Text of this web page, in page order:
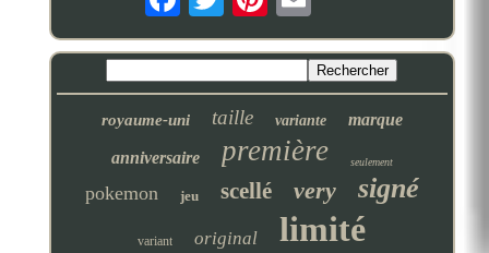
royaume-uni taille variante marque
anniversaire première seulement
pokemon jeu scellé very signé
variant original limité